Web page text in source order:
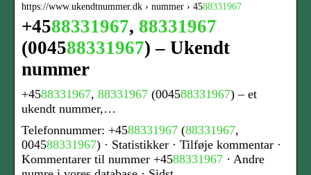
https://www.ukendtnummer.dk › nummer › 4588331967
+4588331967, 88331967
(004588331967) – Ukendt
nummer
+4588331967, 88331967 (004588331967) – et
ukendt nummer,…
Telefonnummer: +4588331967 (88331967,
004588331967) · Statistikker · Tilføje kommentar ·
Kommentarer til nummer +4588331967 · Andre